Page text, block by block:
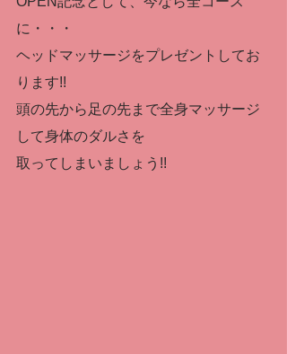
に・・・
ヘッドマッサージをプレゼントしてお
ります!!
頭の先から足の先まで全身マッサージ
して身体のダルさを
取ってしまいましょう!!